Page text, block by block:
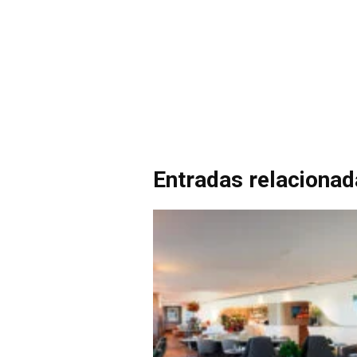
Entradas